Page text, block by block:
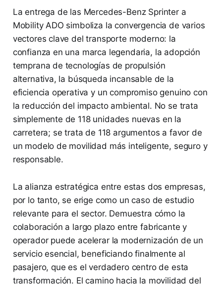
La entrega de las Mercedes-Benz Sprinter a
Mobility ADO simboliza la convergencia de varios
vectores clave del transporte moderno: la
confianza en una marca legendaria, la adopción
temprana de tecnologías de propulsión
alternativa, la búsqueda incansable de la
eficiencia operativa y un compromiso genuino con
la reducción del impacto ambiental. No se trata
simplemente de 118 unidades nuevas en la
carretera; se trata de 118 argumentos a favor de
un modelo de movilidad más inteligente, seguro y
responsable.
La alianza estratégica entre estas dos empresas,
por lo tanto, se erige como un caso de estudio
relevante para el sector. Demuestra cómo la
colaboración a largo plazo entre fabricante y
operador puede acelerar la modernización de un
servicio esencial, beneficiando finalmente al
pasajero, que es el verdadero centro de esta
transformación. El camino hacia la movilidad del